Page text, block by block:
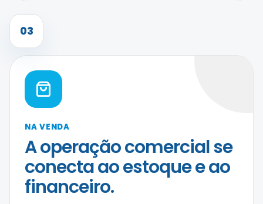
03
NA VENDA
A operação comercial se
conecta ao estoque e ao
financeiro.